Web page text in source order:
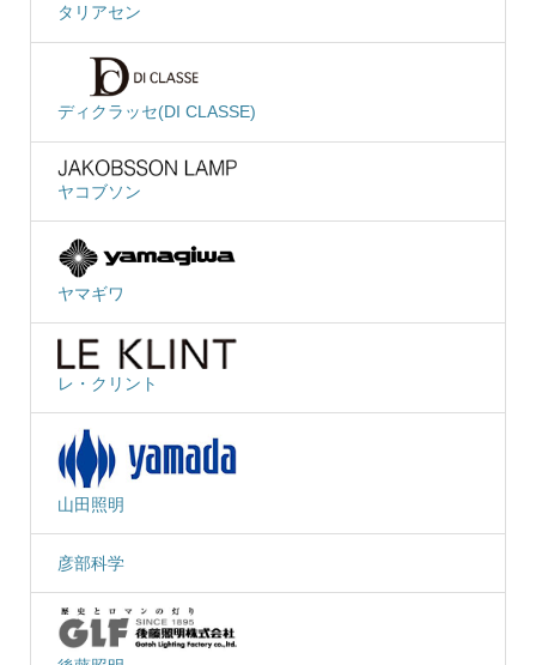
タリアセン
ディクラッセ(DI CLASSE)
ヤコブソン
ヤマギワ
レ・クリント
山田照明
彦部科学